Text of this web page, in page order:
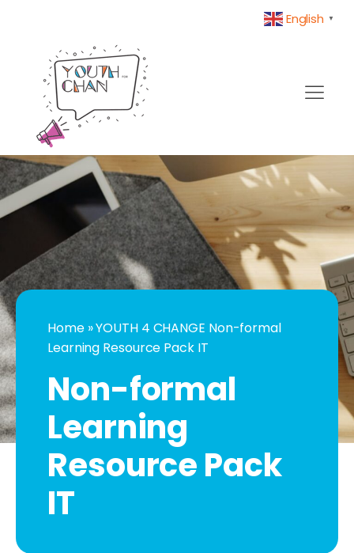
English ▼
Home»YOUTH 4 CHANGE Non-formal
Learning Resource Pack IT
Non-formal
Learning
Resource Pack
IT